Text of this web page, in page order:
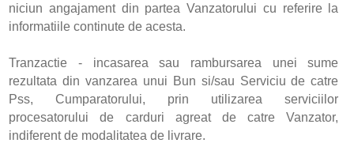
niciun angajament din partea Vanzatorului cu referire la
informatiile continute de acesta.
Tranzactie - incasarea sau rambursarea unei sume
rezultata din vanzarea unui Bun si/sau Serviciu de catre
Pss, Cumparatorului, prin utilizarea serviciilor
procesatorului de carduri agreat de catre Vanzator,
indiferent de modalitatea de livrare.